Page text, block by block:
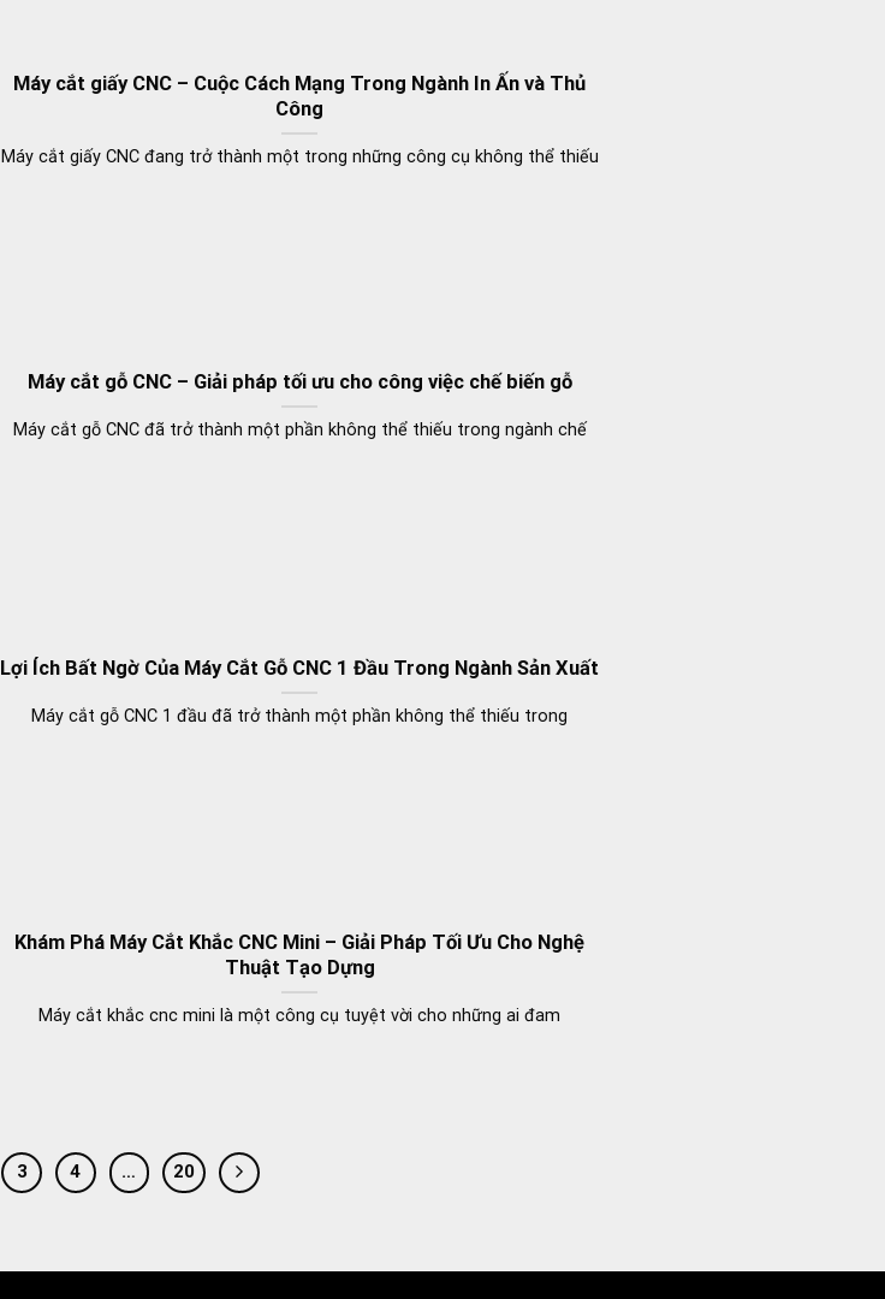
Máy cắt giấy CNC – Cuộc Cách Mạng Trong Ngành In Ấn và Thủ
Công
Máy cắt giấy CNC đang trở thành một trong những công cụ không thể thiếu
Máy cắt gỗ CNC – Giải pháp tối ưu cho công việc chế biến gỗ
Máy cắt gỗ CNC đã trở thành một phần không thể thiếu trong ngành chế
Lợi Ích Bất Ngờ Của Máy Cắt Gỗ CNC 1 Đầu Trong Ngành Sản Xuất
Máy cắt gỗ CNC 1 đầu đã trở thành một phần không thể thiếu trong
Khám Phá Máy Cắt Khắc CNC Mini – Giải Pháp Tối Ưu Cho Nghệ
Thuật Tạo Dựng
Máy cắt khắc cnc mini là một công cụ tuyệt vời cho những ai đam
3 4 … 20